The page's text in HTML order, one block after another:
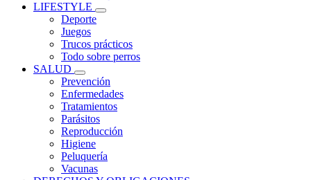
LIFESTYLE
Deporte
Juegos
Trucos prácticos
Todo sobre perros
SALUD
Prevención
Enfermedades
Tratamientos
Parásitos
Reproducción
Higiene
Peluquería
Vacunas